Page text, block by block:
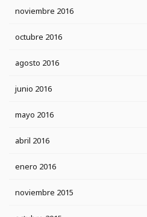
noviembre 2016
octubre 2016
agosto 2016
junio 2016
mayo 2016
abril 2016
enero 2016
noviembre 2015